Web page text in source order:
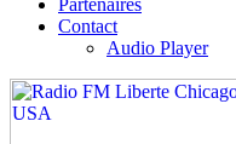
Partenaires
Contact
Audio Player